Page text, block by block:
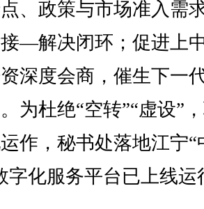
、政策与市场准入需
—解决闭环；促进上
深度会商，催生下一
为杜绝“空转”“虚设”
作，秘书处落地江宁“
字化服务平台已上线运